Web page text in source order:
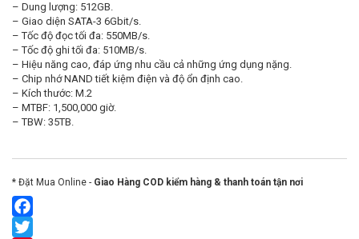
– Dung lượng: 512GB.
– Giao diện SATA-3 6Gbit/s.
– Tốc độ đọc tối đa: 550MB/s.
– Tốc độ ghi tối đa: 510MB/s.
– Hiệu năng cao, đáp ứng nhu cầu cả những ứng dụng nặng.
– Chip nhớ NAND tiết kiệm điện và độ ổn định cao.
– Kích thước: M.2
– MTBF: 1,500,000 giờ.
– TBW: 35TB.
* Đặt Mua Online - Giao Hàng COD kiểm hàng & thanh toán tận nơi
Facebook